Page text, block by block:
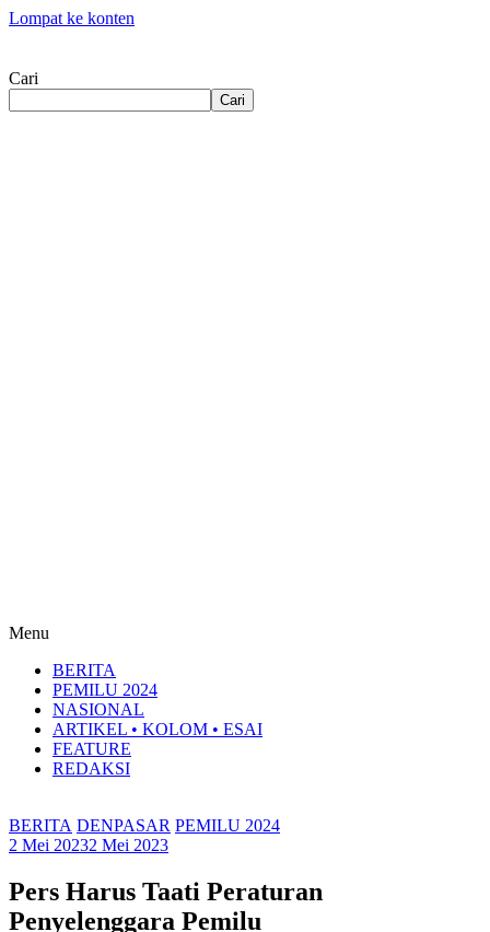
Lompat ke konten
Cari
Cari
Menu
BERITA
PEMILU 2024
NASIONAL
ARTIKEL • KOLOM • ESAI
FEATURE
REDAKSI
BERITA DENPASAR PEMILU 2024
2 Mei 20232 Mei 2023
Pers Harus Taati Peraturan
Penyelenggara Pemilu